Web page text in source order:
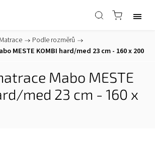
Matrace / Podle rozměrů /
MESTE KOMBI hard/med 23 cm - 160 x 200
Mabo MESTE
med 23 cm - 160 x